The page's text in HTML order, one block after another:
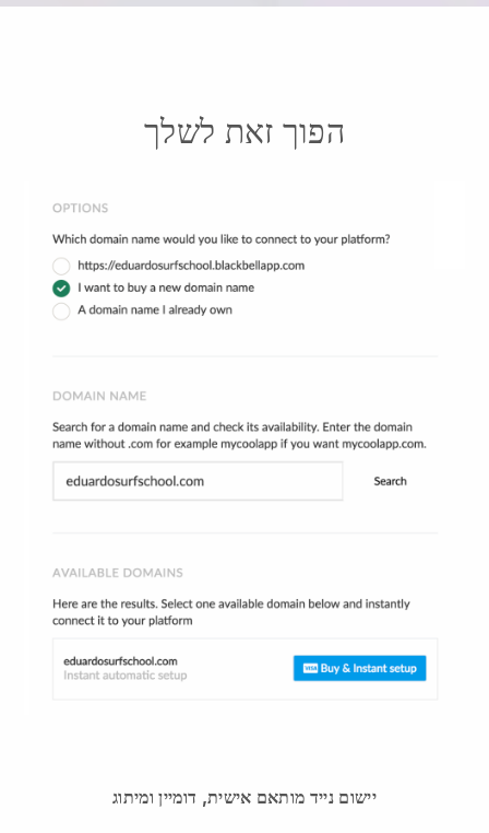
הפוך זאת לשלך
יישום נייד מותאם אישית, דומיין ומיתוג